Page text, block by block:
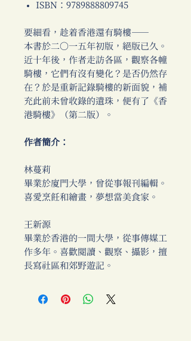
ISBN：9789888809745
要細看，趁着香港還有騎樓──
本書於二〇一五年初版，絕版已久。
近十年後，作者走訪各區，觀察各幢
騎樓，它們有沒有變化？是否仍然存
在？於是重新記錄騎樓的新面貌，補
充此前未曾收錄的遺珠，便有了《香
港騎樓》（第二版）。
作者簡介：
林蔓莉
畢業於廈門大學，曾從事報刊編輯。
喜愛烹飪和繪畫，夢想當美食家。
王新源
畢業於香港的一間大學，從事傳媒工
作多年。喜歡閱讀、觀察、攝影，擅
長寫社區和郊野遊記。